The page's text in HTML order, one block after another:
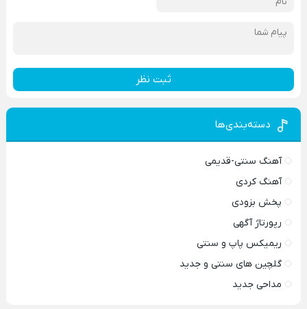
ثبت نظر
دسته‌بندی‌ها
آهنگ سنتی-قدیمی
آهنگ کردی
پخش بزودی
رپورتاژ آگهی
ریمیکس پاپ و سنتی
گلچین های سنتی و جدید
مداحی جدید